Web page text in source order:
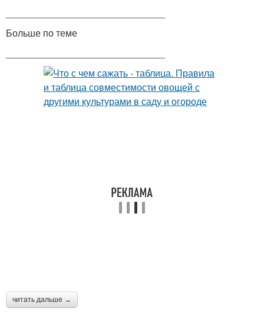
Больше по теме
читать дальше →